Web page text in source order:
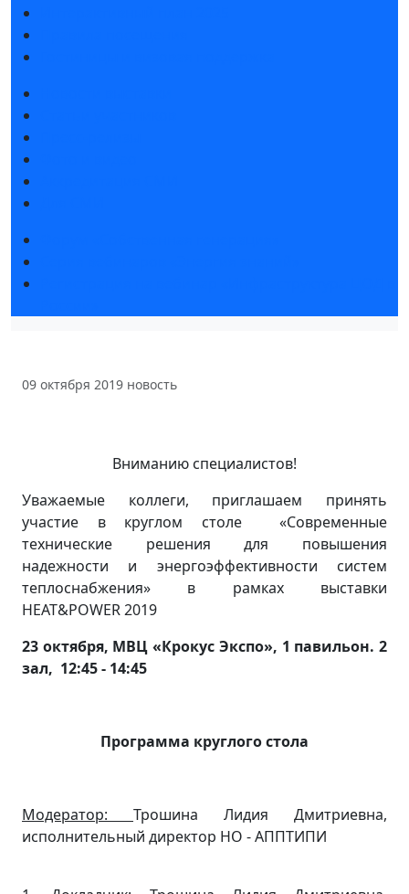
09 октября 2019 новость
Вниманию специалистов!
Уважаемые коллеги, приглашаем принять
участие в круглом столе «Современные
технические решения для повышения
надежности и энергоэффективности систем
теплоснабжения» в рамках выставки
HEAT&POWER 2019
23 октября, МВЦ «Крокус Экспо», 1 павильон. 2
зал, 12:45 - 14:45
Программа круглого стола
Модератор: Трошина Лидия Дмитриевна,
исполнительный директор НО - АППТИПИ